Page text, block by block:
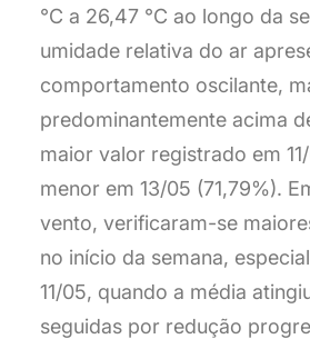
°C a 26,47 °C ao longo da
umidade relativa do ar
comportamento oscilante,
predominantemente acima
maior valor registrado em
menor em 13/05 (71,79%).
vento, verificaram-se
no início da semana,
11/05, quando a média
seguidas por redução